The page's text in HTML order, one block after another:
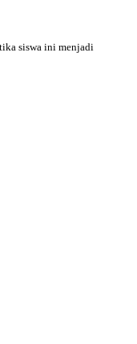
siswa ini menjadi